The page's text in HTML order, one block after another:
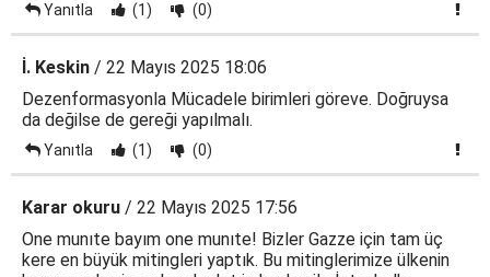
Yanıtla (1) (0)
İ. Keskin / 22 Mayıs 2025 18:06
Dezenformasyonla Mücadele birimleri göreve. Doğruysa
da değilse de gereği yapılmalı.
Yanıtla (1) (0)
Karar okuru / 22 Mayıs 2025 17:56
One munıte bayım one munıte! Bizler Gazze için tam üç
kere en büyük mitingleri yaptık. Bu mitinglerimize ülkenin